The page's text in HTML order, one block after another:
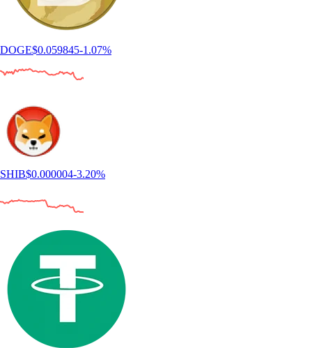
DOGE$0.059845-1.07%
SHIB$0.000004-3.20%